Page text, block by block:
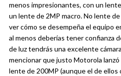
menos impresionantes, con un
un lente de 2MP macro. No lente
ver cómo se desempeña el equipo
al menos deberías tener confianza
de luz tendrás una excelente
mencionar que justo Motorola
lente de 200MP (aunque el de ellos